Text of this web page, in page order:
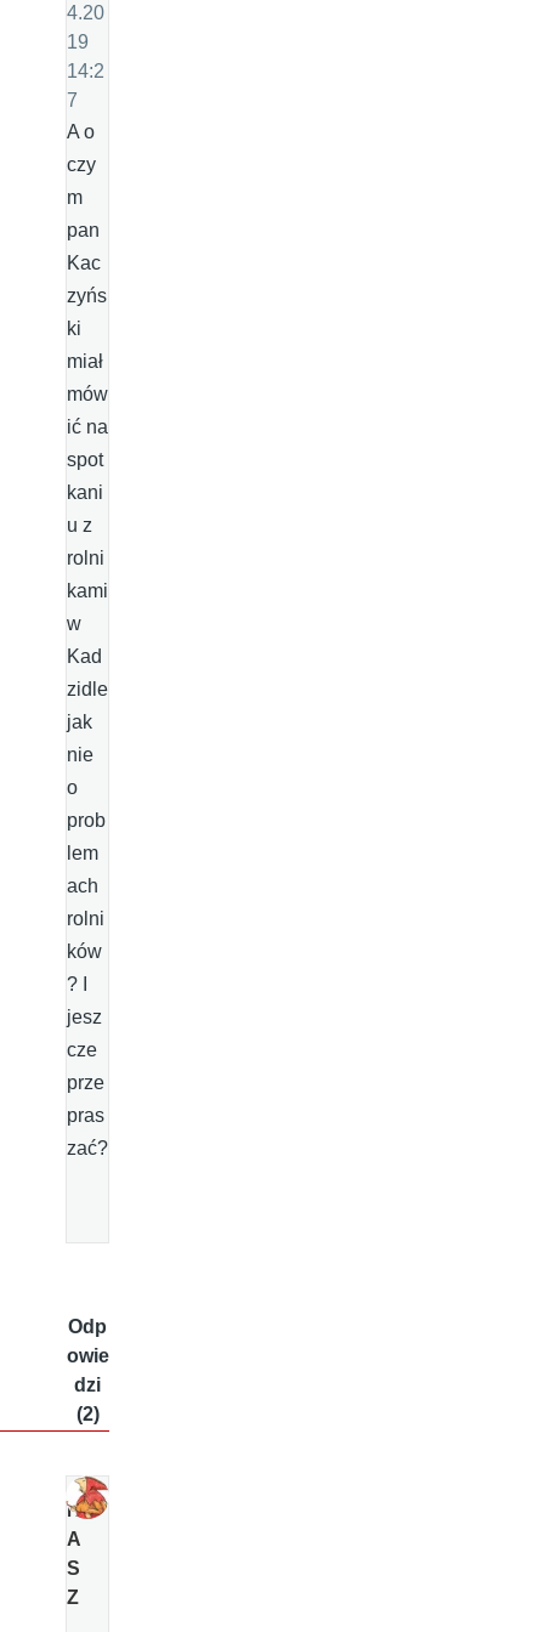
4.20
19
14:2
7
A o
czy
m
pan
Kac
zyńs
ki
miał
mów
ić na
spot
kani
u z
rolni
kami
w
Kad
zidle
jak
nie
o
prob
lem
ach
rolni
ków
? I
jesz
cze
prze
pras
zać?
Odp
owie
dzi
(2)
N
A
S
Z